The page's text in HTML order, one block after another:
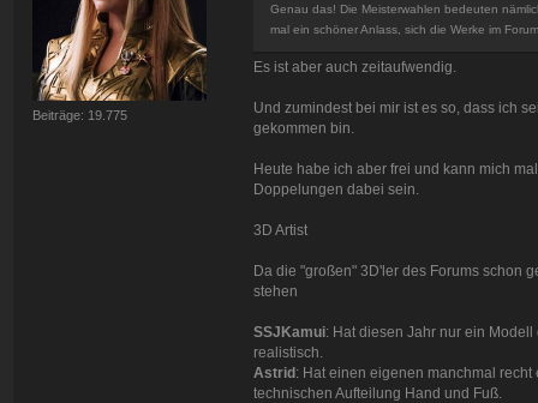
Beiträge: 19.775
Genau das! Die Meisterwahlen bedeuten
mal ein schöner Anlass, sich die Werke im
Es ist aber auch zeitaufwendig.
Und zumindest bei mir ist es so, dass ich
gekommen bin.
Heute habe ich aber frei und kann mich
Doppelungen dabei sein.
3D Artist
Da die "großen" 3D'ler des Forums schon
stehen
SSJKamui: Hat diesen Jahr nur ein
realistisch.
Astrid: Hat einen eigenen manchmal
technischen Aufteilung Hand und Fuß.